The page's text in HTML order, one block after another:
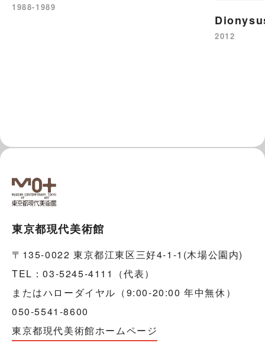
1988-1989
2012
東京都現代美術館
〒135-0022 東京都江東区三好4-1-1(木場公園内)
TEL：03-5245-4111（代表）
またはハローダイヤル（9:00-20:00 年中無休）
050-5541-8600
東京都現代美術館ホームページ